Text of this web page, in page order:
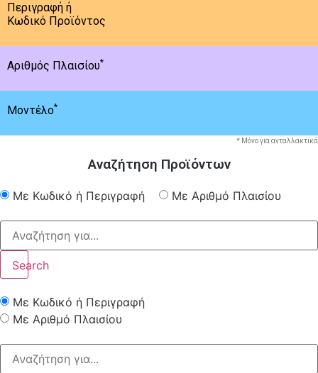
Περιγραφή ή
Κωδικό Προϊόντος
Αριθμός Πλαισίου*
Μοντέλο*
* Μόνο για ανταλλακτικά
Αναζήτηση Προϊόντων
Με Κωδικό ή Περιγραφή Με Αριθμό Πλαισίου
Search
Με Κωδικό ή Περιγραφή
Με Αριθμό Πλαισίου